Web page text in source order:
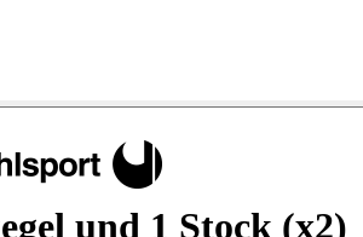
und 1 Stock (x2)